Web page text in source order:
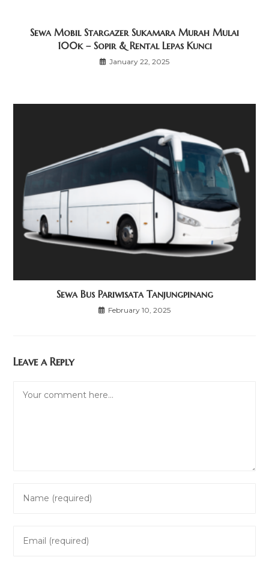
Sewa Mobil Stargazer Sukamara Murah Mulai
100k – Sopir & Rental Lepas Kunci
January 22, 2025
Sewa Bus Pariwisata Tanjungpinang
February 10, 2025
Leave a Reply